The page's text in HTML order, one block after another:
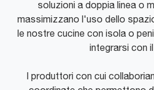
soluzioni a doppia linea o
massimizzano l'uso dello
le nostre cucine con isola o
integrarsi con il
I produttori con cui